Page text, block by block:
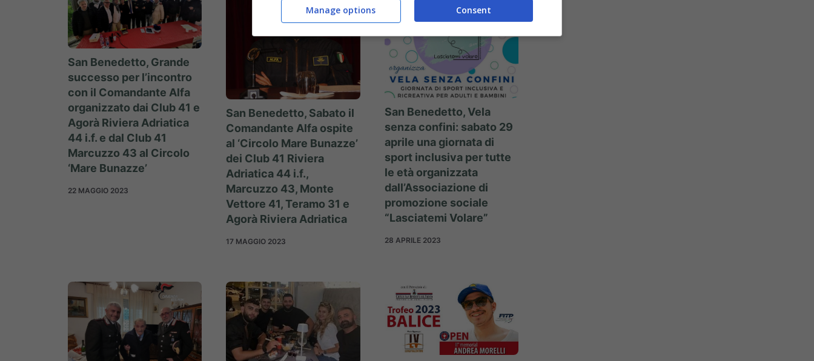
San Benedetto, Grande
successo per l’incontro
con il Comandante Alfa
organizzato dai Club 41 e
Agorà Riviera Adriatica
44 i.f. e dal Club 41
Marcuzzo 43 al Circolo
‘Mare Bunazze’
22 MAGGIO 2023
San Benedetto, Sabato il
Comandante Alfa ospite
al ‘Circolo Mare Bunazze’
dei Club 41 Riviera
Adriatica 44 i.f.,
Marcuzzo 43, Monte
Vettore 41, Teramo 31 e
Agorà Riviera Adriatica
17 MAGGIO 2023
San Benedetto, Vela
senza confini: sabato 29
aprile una giornata di
sport inclusiva per tutte
le età organizzata
dall’Associazione di
promozione sociale
“Lasciatemi Volare”
28 APRILE 2023
Consent
Manage options